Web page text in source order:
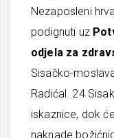
Nezaposleni
podignuti uz
odjela za
Sisačko-
Radićal. 24
iskaznice, dok
naknade